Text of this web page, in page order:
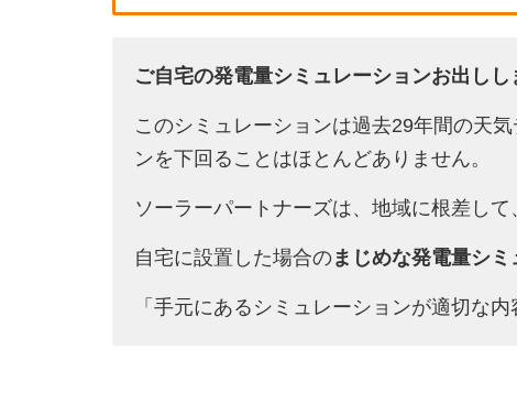
ご自宅の発電量シミュレーションお出しし
このシミュレーションは過去29年間の天
ンを下回ることはほとんどありません。
ソーラーパートナーズは、地域に根差し
自宅に設置した場合のまじめな発電量シ
「手元にあるシミュレーションが適切な